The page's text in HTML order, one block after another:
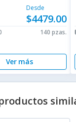
Desde
$4479.00
140 pzas.
Ver más